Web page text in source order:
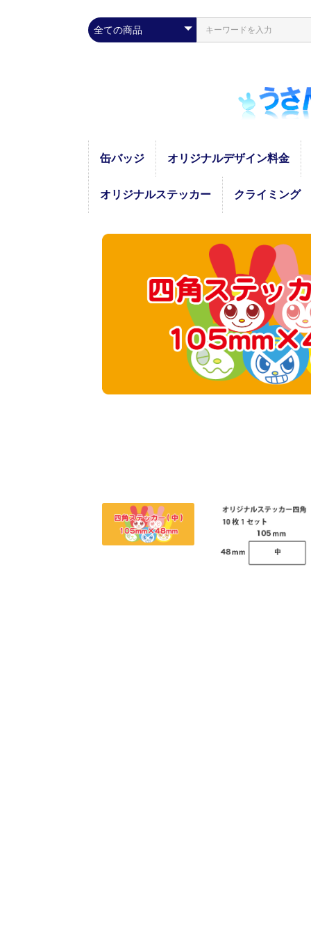
缶バッジ オリジナルデザイン料金
オリジナルステッカー
四角
丸型
ICカード
クライミング